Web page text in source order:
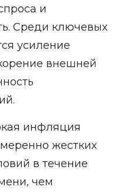
и
Среди ключевых
усиление
внешней
инфляция
жестких
в течение
чем